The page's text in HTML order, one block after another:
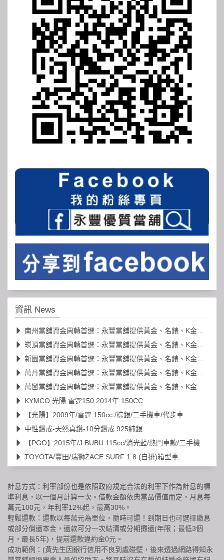
資訊 News
南州當舖資金周轉首選：永豐當舖提供黃金、名錶、K金高價典當
崁頂當舖資金周轉首選：永豐當舖提供黃金、名錶、K金高價典當
新園當舖資金周轉首選：永豐當舖提供黃金、名錶、K金高價典當
萬丹當舖資金周轉首選：永豐當舖提供黃金、名錶、K金高價典當
萬巒當舖資金周轉首選：永豐當舖提供黃金、名錶、K金高價典當
KYMCO 光陽 雷霆150 2014年.150CC
【光陽】2009年/雷霆 150cc /棕銀/二手機車/代步車
中性鑽戒-天然真鑽-10分鑽戒 925純銀
【PGO】2015年/J BUBU 115cc/消光藍/熱門車款/二手機車/代步車
TOYOTA/豐田/瑞獅ZACE SURF 1.8 (自排)箱型車
計息方式：利率部份也是依照政府規定合法的利率下作為計息的標
準利息，以一個月計算一次。借款金額依典當品價值而定，月息每
萬元100元，年利率12%起，最高30%。
輕鬆還款：還款以每萬元為單位，隨時可還！到期日也可選擇繳息
或部分償還本金，還款可分一次結清或分期攤還(年限；最低3個
月，最長5年)，提前還款違約金0元。
成功範例：(黃先生因銀行信用不良到處碰壁，後來透過網路得知永